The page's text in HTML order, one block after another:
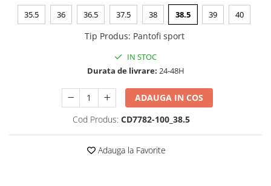
35.5 36 36.5 37.5 38 38.5 39 40
Tip Produs: Pantofi sport
IN STOC
Durata de livrare: 24-48H
ADAUGA IN COS
Cod Produs: CD7782-100_38.5
Adauga la Favorite